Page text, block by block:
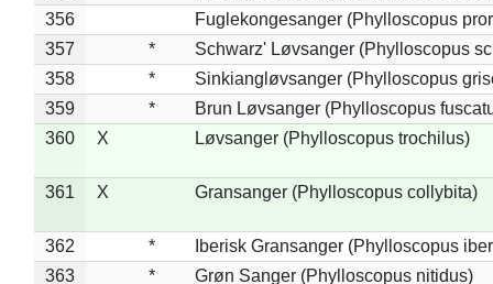
356
Fuglekongesanger (Phylloscopus
357
*
Schwarz' Løvsanger (Phylloscopus
358
*
Sinkiangløvsanger (Phylloscopus
359
*
Brun Løvsanger (Phylloscopus
360
X Løvsanger (Phylloscopus trochilus)
361 X Gransanger (Phylloscopus collybita)
362 *
Iberisk Gransanger (Phylloscopus
363
* Grøn Sanger (Phylloscopus nitidus)